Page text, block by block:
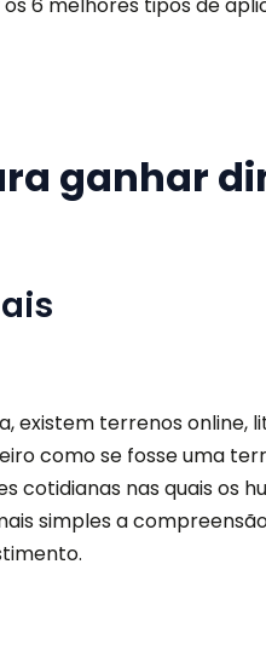
6 melhores tipos de
ganhar
existem terrenos online,
como se fosse uma
cotidianas nas quais os
simples a